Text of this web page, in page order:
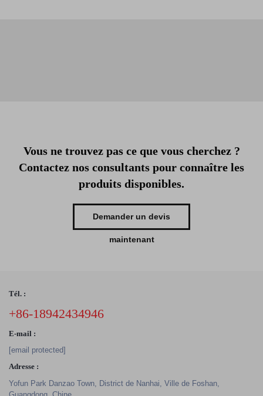
Vous ne trouvez pas ce que vous cherchez ?
Contactez nos consultants pour connaître les
produits disponibles.
Demander un devis
maintenant
Tél. :
+86-18942434946
E-mail :
[email protected]
Adresse :
Yofun Park Danzao Town, District de Nanhai, Ville de Foshan,